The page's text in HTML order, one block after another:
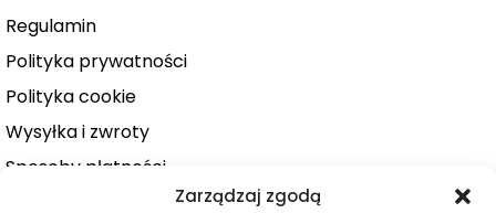
Zarządzaj zgodą
Regulamin
Polityka prywatności
Polityka cookie
Wysyłka i zwroty
Sposoby płatności